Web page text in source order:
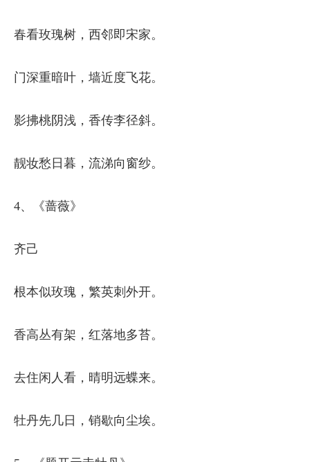
春看玫瑰树，西邻即宋家。
门深重暗叶，墙近度飞花。
影拂桃阴浅，香传李径斜。
靓妆愁日暮，流涕向窗纱。
4、《蔷薇》
齐己
根本似玫瑰，繁英刺外开。
香高丛有架，红落地多苔。
去住闲人看，晴明远蝶来。
牡丹先几日，销歇向尘埃。